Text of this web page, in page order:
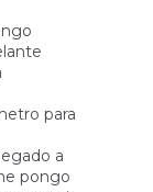
para
a
pongo